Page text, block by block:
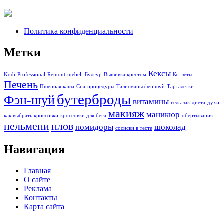
Политика конфиденциальности
Метки
Kodi-Professional Remont-mebeli Булгур Вышивка крестом Кексы Котлеты
Печень Пшенная каша Спа-процедуры Талисманы фен шуй Тарталетки
Фэн-шуйбутерброды витамины гель лак диета духи
как выбрать кроссовки кроссовки для бега макияж маникюр обёртывания
пельмениплов помидоры сосиски в тесте шоколад
Навигация
Главная
О сайте
Реклама
Контакты
Карта сайта